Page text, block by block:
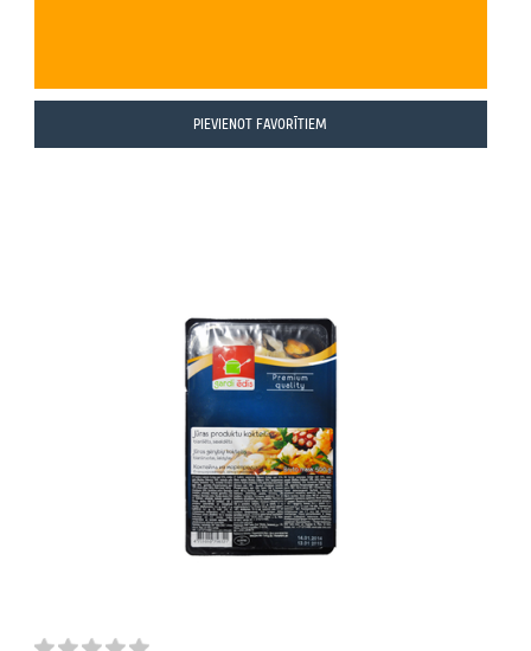
PIEVIENOT FAVORĪTIEM